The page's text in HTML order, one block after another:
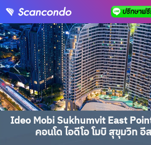
Ideo Mobi Sukhumvit East
คอนโด ไอดีโอ โมบิ สุขุมวิท